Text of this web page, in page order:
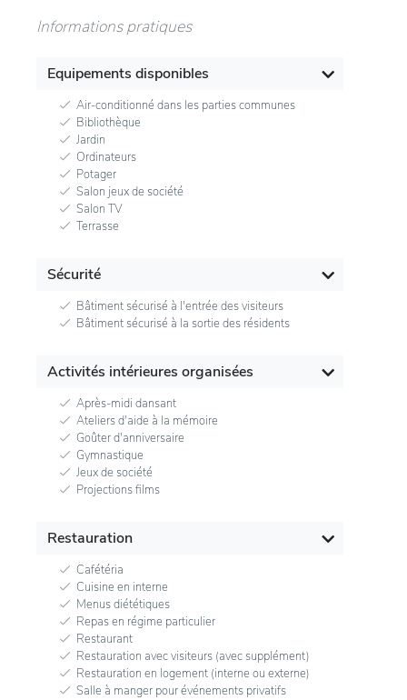
Informations pratiques
Equipements disponibles
Air-conditionné dans les parties communes
Bibliothèque
Jardin
Ordinateurs
Potager
Salon jeux de société
Salon TV
Terrasse
Sécurité
Bâtiment sécurisé à l'entrée des visiteurs
Bâtiment sécurisé à la sortie des résidents
Activités intérieures organisées
Après-midi dansant
Ateliers d'aide à la mémoire
Goûter d'anniversaire
Gymnastique
Jeux de société
Projections films
Restauration
Cafétéria
Cuisine en interne
Menus diététiques
Repas en régime particulier
Restaurant
Restauration avec visiteurs (avec supplément)
Restauration en logement (interne ou externe)
Salle à manger pour événements privatifs